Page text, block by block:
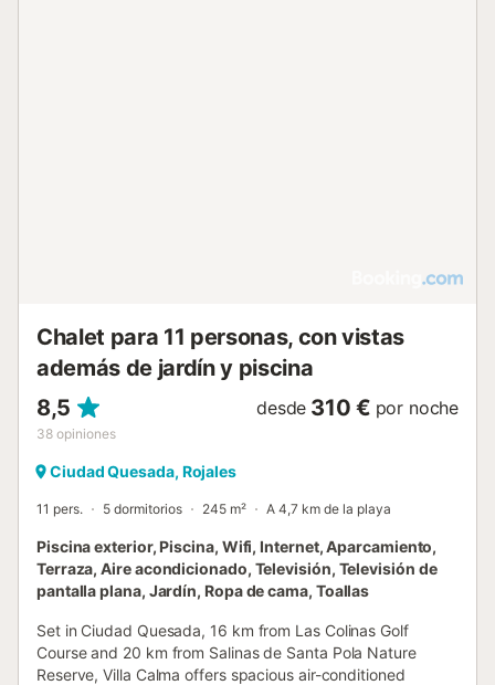
Chalet para 11 personas, con vistas
además de jardín y piscina
8,5
38 opiniones
desde 310 € por noche
Ciudad Quesada, Rojales
11 pers. 5 dormitorios 245 m² A 4,7 km de la playa
Piscina exterior, Piscina, Wifi, Internet, Aparcamiento,
Terraza, Aire acondicionado, Televisión, Televisión de
pantalla plana, Jardín, Ropa de cama, Toallas
Set in Ciudad Quesada, 16 km from Las Colinas Golf
Course and 20 km from Salinas de Santa Pola Nature
Reserve, Villa Calma offers spacious air-conditioned